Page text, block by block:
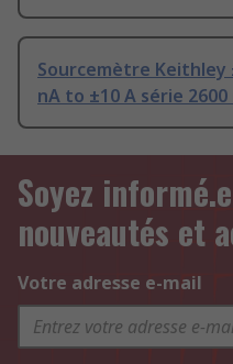
Sourcemètre Keithley
nA to ±10 A série 2600
Soyez
nouveautés et
Votre adresse e-mail